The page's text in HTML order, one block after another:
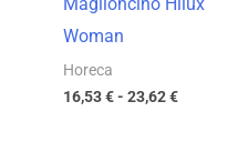
Woman
Horeca
16,53€- 23,62€